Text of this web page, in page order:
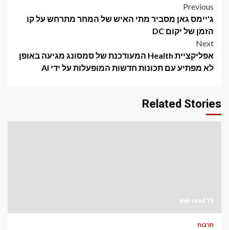
Post
navigation
Previous
ג'יימס גאן מסביר מתי האיש של המחר מתרחש על קו
הזמן של יקום DC
Next
אפליקציית Health המעודכנת של סמסונג מגיעה באופן
לא מפתיע עם תכונות חדשות המופעלות על ידי AI
Related Stories
10 min read
תרבות